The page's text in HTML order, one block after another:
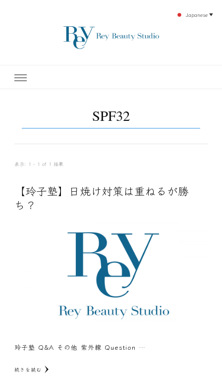
エステ
テ開設45年の実績を誇る本格エステだからこそ、お客様が必ず満足してもらえるこ
SPF32
表示: 1 - 1 of 1 結果
【玲子塾】日焼け対策は重ねるが勝
ち？
玲子塾 Q&A その他 紫外線 Question …
続きを読む
Japanese ▼